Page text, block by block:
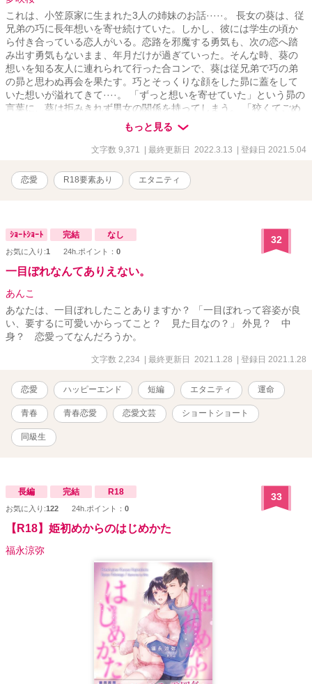
これは、小笠原家に生まれた3人の姉妹のお話·····。 長女の葵は、従
兄弟の巧に長年想いを寄せ続けていた。しかし、彼には学生の頃か
ら付き合っている恋人がいる。恋路を邪魔する勇気も、次の恋へ踏
み出す勇気もないまま、年月だけが過ぎていった。そんな時、葵の
想いを知る友人に連れられて行った合コンで、葵は従兄弟で巧の弟
の昴と思わぬ再会を果たす。巧とそっくりな顔をした昴に蓋をして
いた想いが溢れてきて····。 「ずっと想いを寄せていた」という昴の
言葉に、葵は拒みきれず男女の関係を持ってしまう。 「狡くてごめ
んね。····でも、狡くてもいいから葵ちゃんを俺のものにしたいん
だ。」 次女の桜は、突然幼馴染みの蒼太に告白され戸惑う。無表情
で武骨な幼馴染みは、何を考えているのかが分からず幼い頃から苦
恋相手である元家庭教師の慶治と再会する。中学の頃から未だ燻る
彼への想いを再確認するが、彼には既に妻子がいて···。失恋し、傷
けないでくれ···。」 三女の菫は、明るい性格で友達が沢山いる。し
かし、想い人である翔和に対してだけは、上手く喋ることが出来な
い。そのせいで、録に会話も出来ないまま５年以上片想いを続けて
いた。 そんなある日、大学内で翔和と倉岩円歌が付き合っていると
いう噂を耳にする。これを機に、翔和に対する不毛な片想いに区切
りをつけようと決意した菫は、合コンに出かける。そこで酔い潰さ
れ、お持ち帰りされそうになっていた所を助けたのは他でもない翔
和で····。ふとした誤解から、翔和に誰でもいいから男に抱かれよう
としていると思われてしまった菫。 「男だったら、誰でも良いんで
のように身体を重ねる2人。心はとても苦しいのに身体は彼を拒めな
か···。他の男のところなんて、絶対に行かせない。」 【真面目で純
情な長女×チャラいけど一途な従弟】 【過去を引きずる次女×不器用
で優しい幼馴染み】 【恋愛には奥手な三女×物静かだけど獣な同級
生】
もっと見る
文字数 9,371 | 最終更新日 2022.3.13 | 登録日 2021.5.04
恋愛 R18要素あり エタニティ
ｼｮｰﾄｼｮｰﾄ 完結 なし
お気に入り:1 24h.ポイント： 0
32
一目ぼれなんてありえない。
あんこ
あなたは、一目ぼれしたことありますか？ 「一目ぼれって容姿が良
い、要するに可愛いからってこと？ 見た目なの？」 外見？ 中
身？ 恋愛ってなんだろうか。
文字数 2,234 | 最終更新日 2021.1.28 | 登録日 2021.1.28
恋愛 ハッピーエンド 短編 エタニティ 運命
青春 青春恋愛 恋愛文芸 ショートショート
同級生
長編 完結 R18
お気に入り:122 24h.ポイント： 0
33
【R18】姫初めからのはじめかた
福永涼弥